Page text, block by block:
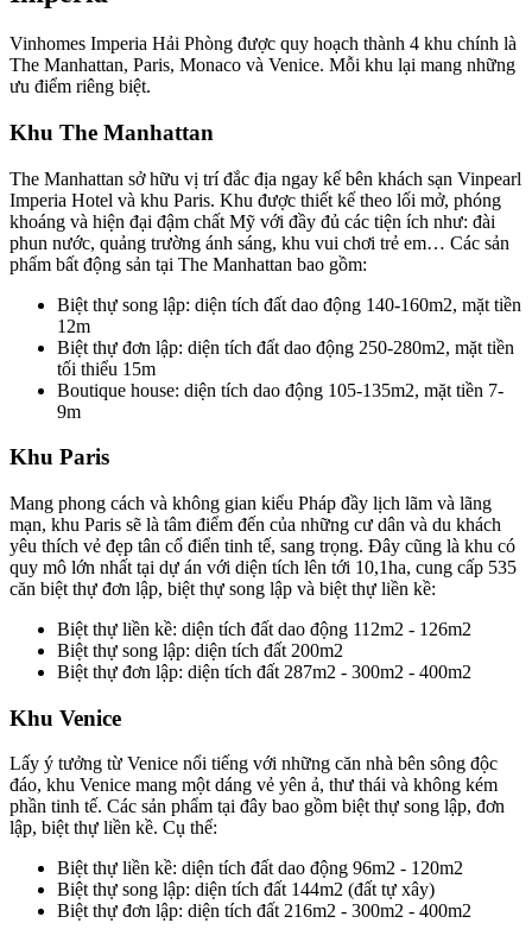
Vinhomes Imperia Hải Phòng được quy hoạch thành 4 khu chính là
The Manhattan, Paris, Monaco và Venice. Mỗi khu lại mang những
ưu điểm riêng biệt.
Khu The Manhattan
The Manhattan sở hữu vị trí đắc địa ngay kế bên khách sạn Vinpearl
Imperia Hotel và khu Paris. Khu được thiết kế theo lối mở, phóng
khoáng và hiện đại đậm chất Mỹ với đầy đủ các tiện ích như: đài
phun nước, quảng trường ánh sáng, khu vui chơi trẻ em… Các sản
phẩm bất động sản tại The Manhattan bao gồm:
Biệt thự song lập: diện tích đất dao động 140-160m2, mặt tiền
12m
Biệt thự đơn lập: diện tích đất dao động 250-280m2, mặt tiền
tối thiểu 15m
Boutique house: diện tích dao động 105-135m2, mặt tiền 7-
9m
Khu Paris
Mang phong cách và không gian kiểu Pháp đầy lịch lãm và lãng
mạn, khu Paris sẽ là tâm điểm đến của những cư dân và du khách
yêu thích vẻ đẹp tân cổ điển tinh tế, sang trọng. Đây cũng là khu có
quy mô lớn nhất tại dự án với diện tích lên tới 10,1ha, cung cấp 535
căn biệt thự đơn lập, biệt thự song lập và biệt thự liền kề:
Biệt thự liền kề: diện tích đất dao động 112m2 - 126m2
Biệt thự song lập: diện tích đất 200m2
Biệt thự đơn lập: diện tích đất 287m2 - 300m2 - 400m2
Khu Venice
Lấy ý tưởng từ Venice nổi tiếng với những căn nhà bên sông độc
đáo, khu Venice mang một dáng vẻ yên ả, thư thái và không kém
phần tinh tế. Các sản phẩm tại đây bao gồm biệt thự song lập, đơn
lập, biệt thự liền kề. Cụ thể:
Biệt thự liền kề: diện tích đất dao động 96m2 - 120m2
Biệt thự song lập: diện tích đất 144m2 (đất tự xây)
Biệt thự đơn lập: diện tích đất 216m2 - 300m2 - 400m2